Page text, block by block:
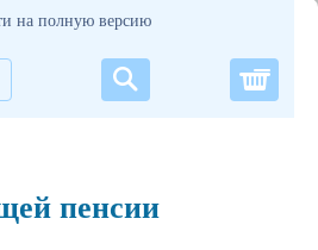
на полную версию
пенсии